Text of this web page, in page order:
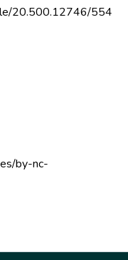
20.500.12746/554
by-nc-